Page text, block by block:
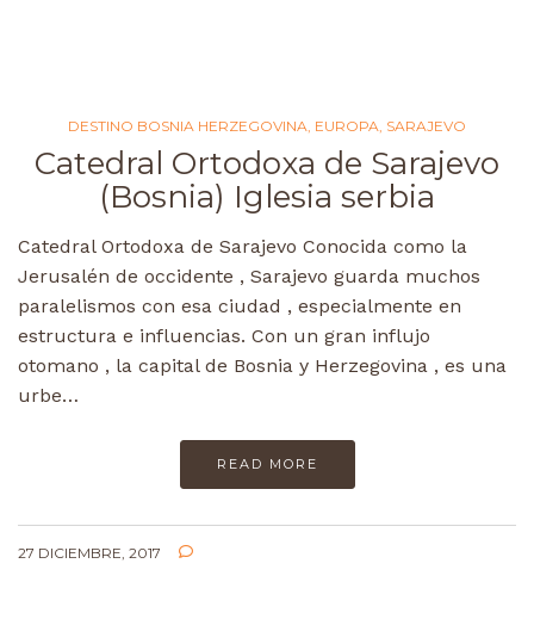
DESTINO BOSNIA HERZEGOVINA, EUROPA, SARAJEVO
Catedral Ortodoxa de Sarajevo
(Bosnia) Iglesia serbia
Catedral Ortodoxa de Sarajevo Conocida como la
Jerusalén de occidente , Sarajevo guarda muchos
paralelismos con esa ciudad , especialmente en
estructura e influencias. Con un gran influjo
otomano , la capital de Bosnia y Herzegovina , es una
urbe…
READ MORE
27 DICIEMBRE, 2017